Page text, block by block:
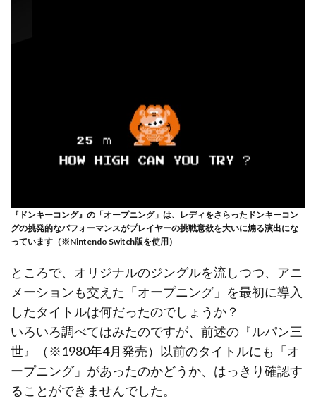
『ドンキーコング』の「オープニング」は、レディをさらったドンキーコン
グの挑発的なパフォーマンスがプレイヤーの挑戦意欲を大いに煽る演出にな
っています（※Nintendo Switch版を使用）
ところで、オリジナルのジングルを流しつつ、アニ
メーションも交えた「オープニング」を最初に導入
したタイトルは何だったのでしょうか？
いろいろ調べてはみたのですが、前述の『ルパン三
世』（※1980年4月発売）以前のタイトルにも「オ
ープニング」があったのかどうか、はっきり確認す
ることができませんでした。